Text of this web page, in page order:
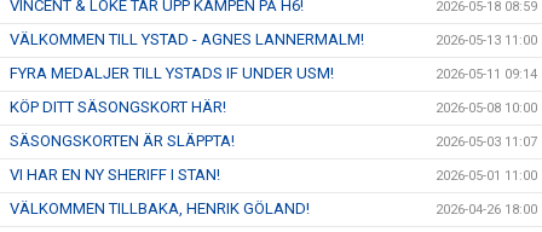
VINCENT & LOKE TAR UPP KAMPEN PÅ H6! 2026-05-18 08:59
VÄLKOMMEN TILL YSTAD - AGNES LANNERMALM! 2026-05-13 11:00
FYRA MEDALJER TILL YSTADS IF UNDER USM! 2026-05-11 09:14
KÖP DITT SÄSONGSKORT HÄR! 2026-05-08 10:00
SÄSONGSKORTEN ÄR SLÄPPTA! 2026-05-03 11:07
VI HAR EN NY SHERIFF I STAN! 2026-05-01 11:00
VÄLKOMMEN TILLBAKA, HENRIK GÖLAND! 2026-04-26 18:00